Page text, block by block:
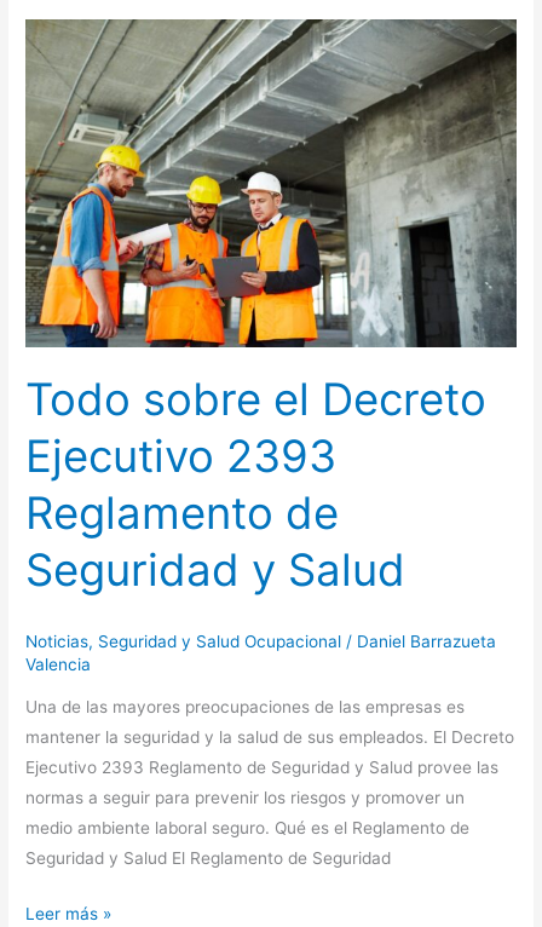
Todo sobre el Decreto
Ejecutivo 2393
Reglamento de
Seguridad y Salud
Noticias, Seguridad y Salud Ocupacional / Daniel Barrazueta
Valencia
Una de las mayores preocupaciones de las empresas es
mantener la seguridad y la salud de sus empleados. El Decreto
Ejecutivo 2393 Reglamento de Seguridad y Salud provee las
normas a seguir para prevenir los riesgos y promover un
medio ambiente laboral seguro. Qué es el Reglamento de
Seguridad y Salud El Reglamento de Seguridad
Todo
sobre
Decreto
Ejecutivo
2393
Reglamento
de
Seguridad
y
Salud
Leer más »